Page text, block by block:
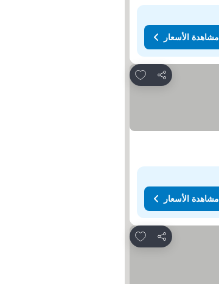
مشاهدة الأسعار
مشاركة
Add to favorites
مشاهدة الأسعار
مشاركة
Add to favorites